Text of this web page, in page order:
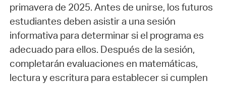
primavera de 2025. Antes de unirse, los futuros
estudiantes deben asistir a una sesión
informativa para determinar si el programa es
adecuado para ellos. Después de la sesión,
completarán evaluaciones en matemáticas,
lectura y escritura para establecer si cumplen